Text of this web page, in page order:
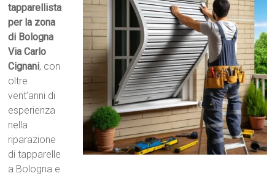
tapparellista
per la zona
di Bologna
Via Carlo
Cignani, con
oltre
vent’anni di
esperienza
nella
riparazione
di tapparelle
a Bologna e